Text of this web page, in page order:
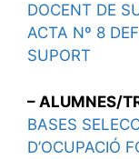
DOCENT DE
ACTA Nº 8
SUPORT
– ALUMNES/
BASES
D’OCUPACIÓ